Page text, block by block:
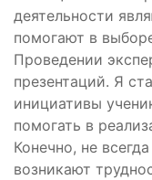
деятельности
помогают в
Проведении
презентаций. Я
инициативы
помогать в
Конечно, не
возникают